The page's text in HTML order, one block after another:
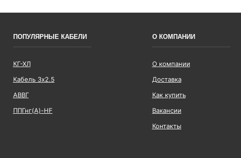
ПОПУЛЯРНЫЕ КАБЕЛИ
КГ-ХЛ
Кабель 3x2.5
АВВГ
ППГнг(А)-HF
О КОМПАНИИ
О компании
Доставка
Как купить
Вакансии
Контакты